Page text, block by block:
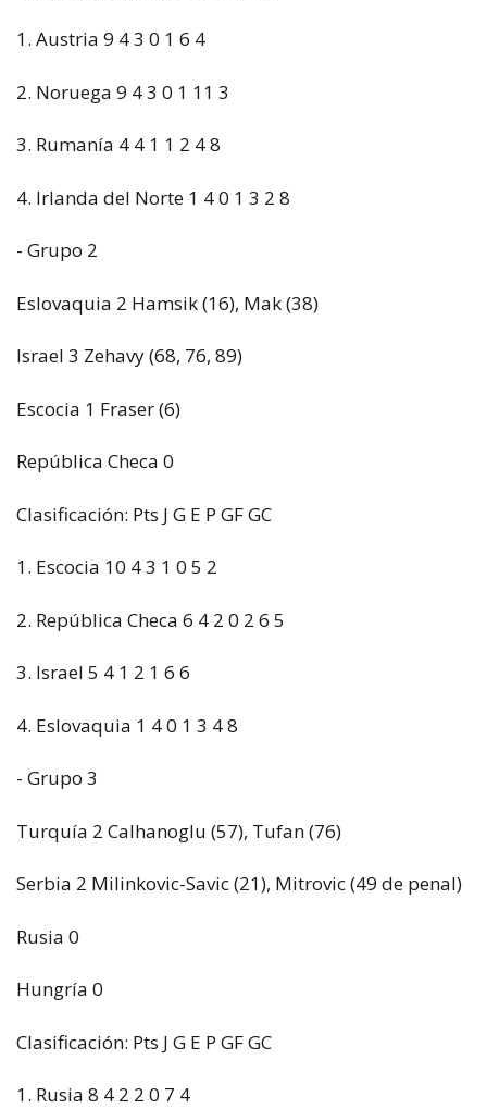
1. Austria 9 4 3 0 1 6 4
2. Noruega 9 4 3 0 1 11 3
3. Rumanía 4 4 1 1 2 4 8
4. Irlanda del Norte 1 4 0 1 3 2 8
- Grupo 2
Eslovaquia 2 Hamsik (16), Mak (38)
Israel 3 Zehavy (68, 76, 89)
Escocia 1 Fraser (6)
República Checa 0
Clasificación: Pts J G E P GF GC
1. Escocia 10 4 3 1 0 5 2
2. República Checa 6 4 2 0 2 6 5
3. Israel 5 4 1 2 1 6 6
4. Eslovaquia 1 4 0 1 3 4 8
- Grupo 3
Turquía 2 Calhanoglu (57), Tufan (76)
Serbia 2 Milinkovic-Savic (21), Mitrovic (49 de penal)
Rusia 0
Hungría 0
Clasificación: Pts J G E P GF GC
1. Rusia 8 4 2 2 0 7 4